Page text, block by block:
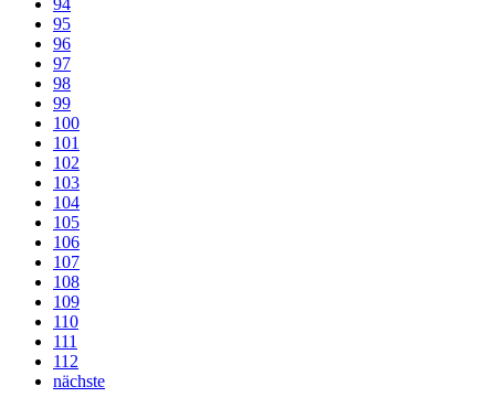
94
95
96
97
98
99
100
101
102
103
104
105
106
107
108
109
110
111
112
nächste